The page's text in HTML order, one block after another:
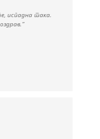
испадна така.